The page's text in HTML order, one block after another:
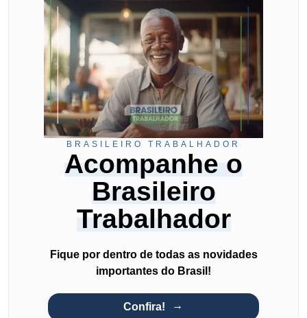
BRASILEIRO TRABALHADOR
Acompanhe o
Brasileiro
Trabalhador
Fique por dentro de todas as novidades
importantes do Brasil!
Confira!